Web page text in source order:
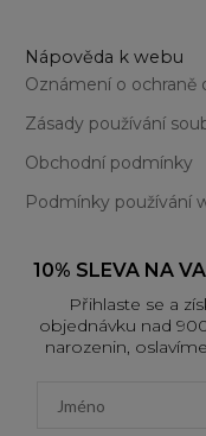
Nápověda k webu
Oznámení o ochraně
Zásady používání
Obchodní podmínky
Podmínky používání
10% SLEVA NA
Přihlaste se a
objednávku nad
narozenin,